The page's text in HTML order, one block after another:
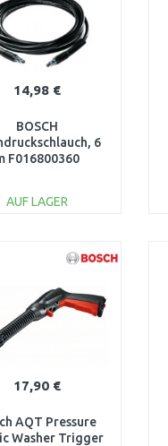
14,98 €
BOSCH
6
F016800360
AUF LAGER
17,90 €
AQT Pressure
Washer Trigger